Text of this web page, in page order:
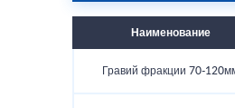
Наименование
Гравий фракции 70-